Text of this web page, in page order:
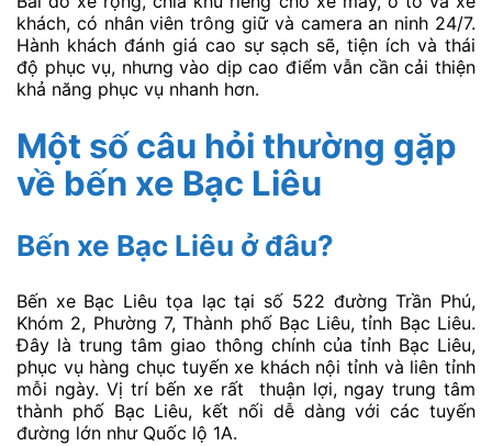
khách, có nhân viên trông giữ và camera an ninh 24/7.
Hành khách đánh giá cao sự sạch sẽ, tiện ích và thái
độ phục vụ, nhưng vào dịp cao điểm vẫn cần cải thiện
khả năng phục vụ nhanh hơn.
Một số câu hỏi thường gặp
về bến xe Bạc Liêu
Bến xe Bạc Liêu ở đâu?
Bến xe Bạc Liêu tọa lạc tại số 522 đường Trần Phú,
Khóm 2, Phường 7, Thành phố Bạc Liêu, tỉnh Bạc Liêu.
Đây là trung tâm giao thông chính của tỉnh Bạc Liêu,
phục vụ hàng chục tuyến xe khách nội tỉnh và liên tỉnh
mỗi ngày. Vị trí bến xe rất thuận lợi, ngay trung tâm
thành phố Bạc Liêu, kết nối dễ dàng với các tuyến
đường lớn như Quốc lộ 1A.